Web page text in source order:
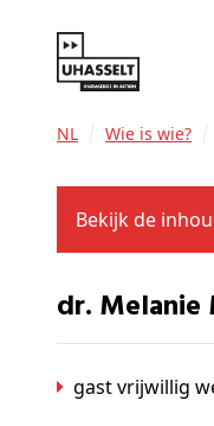
NL Wie is wie?
Bekijk de
dr. Melanie
gast vrijwillig